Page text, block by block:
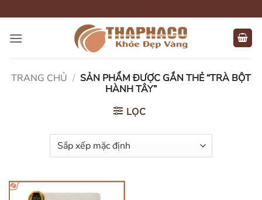
qua
nội
TRANG CHỦ / SẢN PHẨM ĐƯỢC GẮN THẺ “TRÀ BỘT
HÀNH TÂY”
LỌC